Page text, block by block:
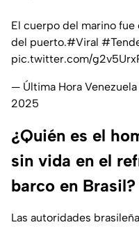
El cuerpo del marino
del puerto.#Viral
pic.twitter.com/
— Última Hora
2025
¿Quién es el
sin vida en el
barco en Brasil?
Las autoridades